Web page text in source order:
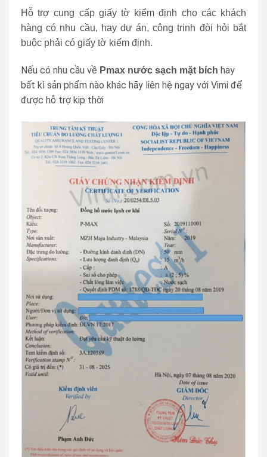
Hỗ trợ cung cấp giấy tờ kiểm định cho các khách
hàng có nhu cầu, hay dự án, công trinh đòi hỏi bắt
buộc phải có giấy tờ kiểm định.
Nếu có nhu cầu về Pmax nước sạch mặt bích hay
bất kì sản phẩm nào khác hãy liên hệ ngay với Vimi để
được hỗ trợ kip thời